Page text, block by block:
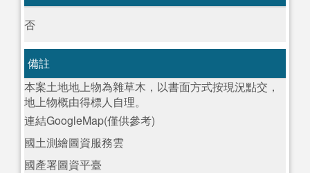
否
備註
本案土地地上物為雜草木，以書面方式按現況點交，
地上物概由得標人自理。
連結GoogleMap(僅供參考)
國土測繪圖資服務雲
國產署圖資平臺